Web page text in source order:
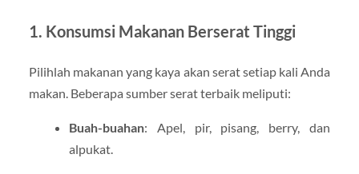
1. Konsumsi Makanan Berserat Tinggi
Pilihlah makanan yang kaya akan serat setiap kali Anda
makan. Beberapa sumber serat terbaik meliputi:
Buah-buahan: Apel, pir, pisang, berry, dan
alpukat.